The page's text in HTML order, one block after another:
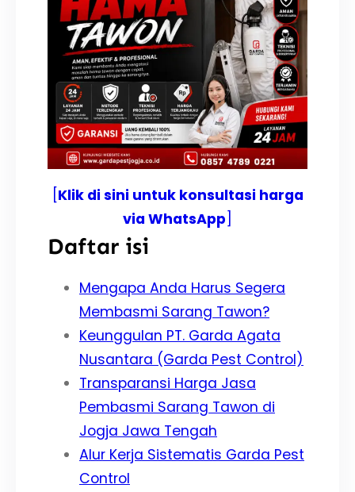
Klik di sini untuk konsultasi harga
via WhatsApp
Daftar isi
Mengapa Anda Harus Segera
Membasmi Sarang Tawon?
Keunggulan PT. Garda Agata
Nusantara (Garda Pest Control)
Transparansi Harga Jasa
Pembasmi Sarang Tawon di
Jogja Jawa Tengah
Alur Kerja Sistematis Garda Pest
Control